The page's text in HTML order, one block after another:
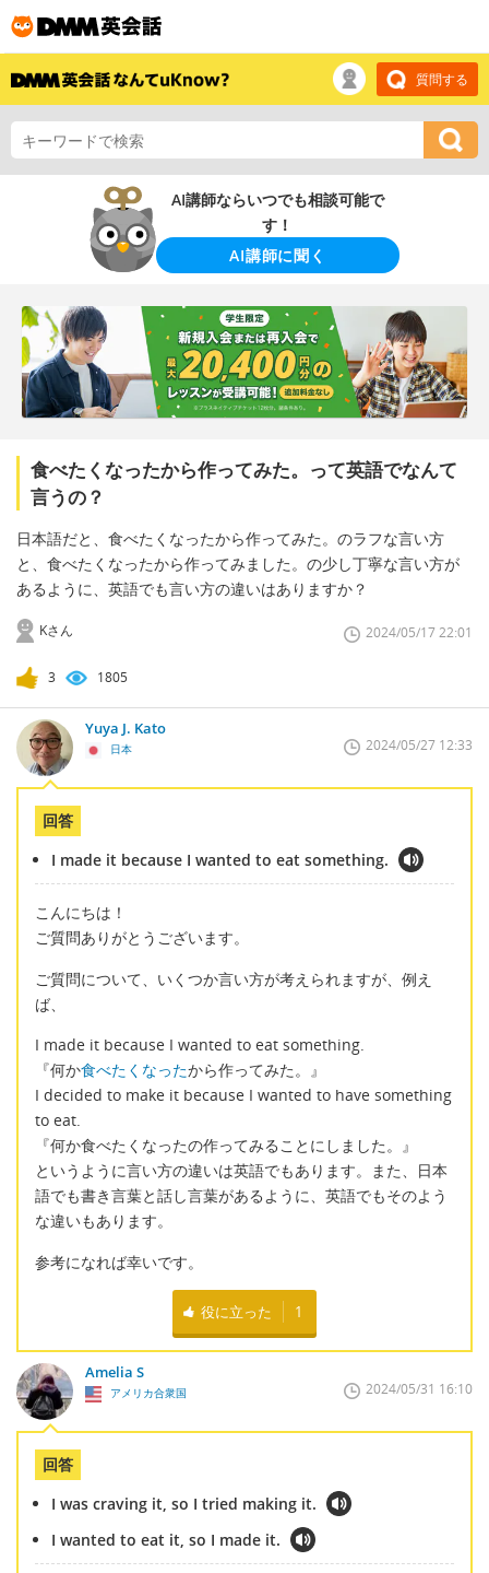
質問する
AI講師ならいつでも相談可能で
す！
AI講師に聞く
食べたくなったから作ってみた。って英語でなんて
言うの？
日本語だと、食べたくなったから作ってみた。のラフな言い方
と、食べたくなったから作ってみました。の少し丁寧な言い方が
あるように、英語でも言い方の違いはありますか？
Kさん 2024/05/17 22:01
3 1805
Yuya J. Kato
日本 2024/05/27 12:33
回答
I made it because I wanted to eat something.
こんにちは！
ご質問ありがとうございます。
ご質問について、いくつか言い方が考えられますが、例え
ば、
I made it because I wanted to eat something.
『何か食べたくなったから作ってみた。』
I decided to make it because I wanted to have something
to eat.
『何か食べたくなったの作ってみることにしました。』
というように言い方の違いは英語でもあります。また、日本
語でも書き言葉と話し言葉があるように、英語でもそのよう
な違いもあります。
参考になれば幸いです。
役に立った 1
Amelia S
アメリカ合衆国 2024/05/31 16:10
回答
I was craving it, so I tried making it.
I wanted to eat it, so I made it.